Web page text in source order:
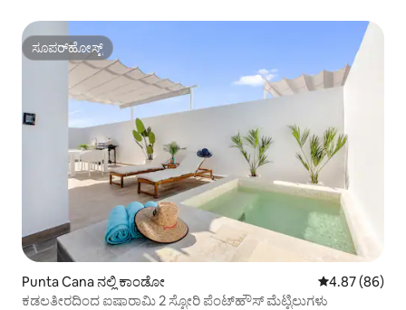
ಸೂಪರ್‌ಹೋಸ್ಟ್
ಸೂಪರ್‌ಹೋಸ್ಟ್
Punta Cana ನಲ್ಲಿ ಕಾಂಡೋ 5 ರಲ್ಲಿ 4.87
4.87 (86)
ಕಡಲತೀರದಿಂದ ಐಷಾರಾಮಿ 2 ಸ್ಟೋರಿ ಪೆಂಟ್‌ಹೌಸ್ ಮೆಟ್ಟಿಲುಗಳು